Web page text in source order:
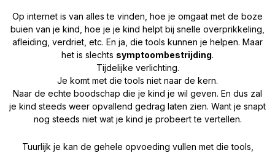
Op internet is van alles te vinden, hoe je omgaat met de boze
buien van je kind, hoe je je kind helpt bij snelle overprikkeling,
afleiding, verdriet, etc. En ja, die tools kunnen je helpen. Maar
het is slechts symptoombestrijding.
Tijdelijke verlichting.
Je komt met die tools niet naar de kern.
Naar de echte boodschap die je kind je wil geven. En dus zal
je kind steeds weer opvallend gedrag laten zien. Want je snapt
nog steeds niet wat je kind je probeert te vertellen.
Tuurlijk je kan de gehele opvoeding vullen met die tools,